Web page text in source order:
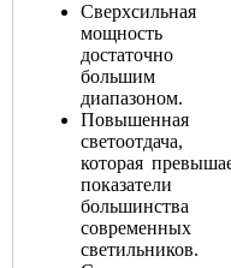
Сверхсильная
мощность
достаточно
большим
диапазоном.
Повышенная
светоотдача,
которая
показатели
большинства
современных
светильников.